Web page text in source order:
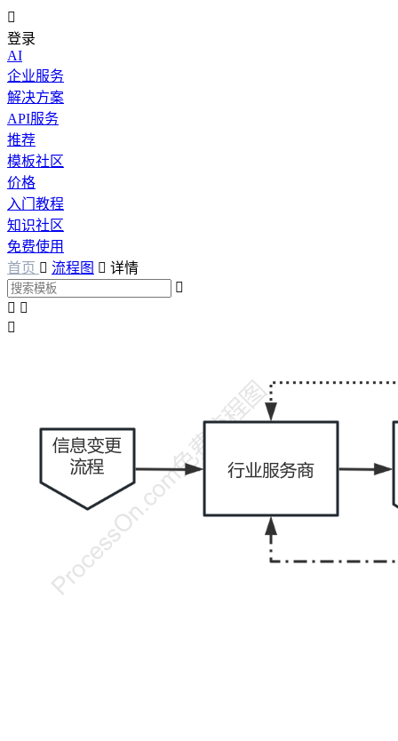

登录
AI
企业服务
解决方案
API服务
推荐
模板社区
价格
入门教程
知识社区
免费使用
首页  流程图  详情

 
